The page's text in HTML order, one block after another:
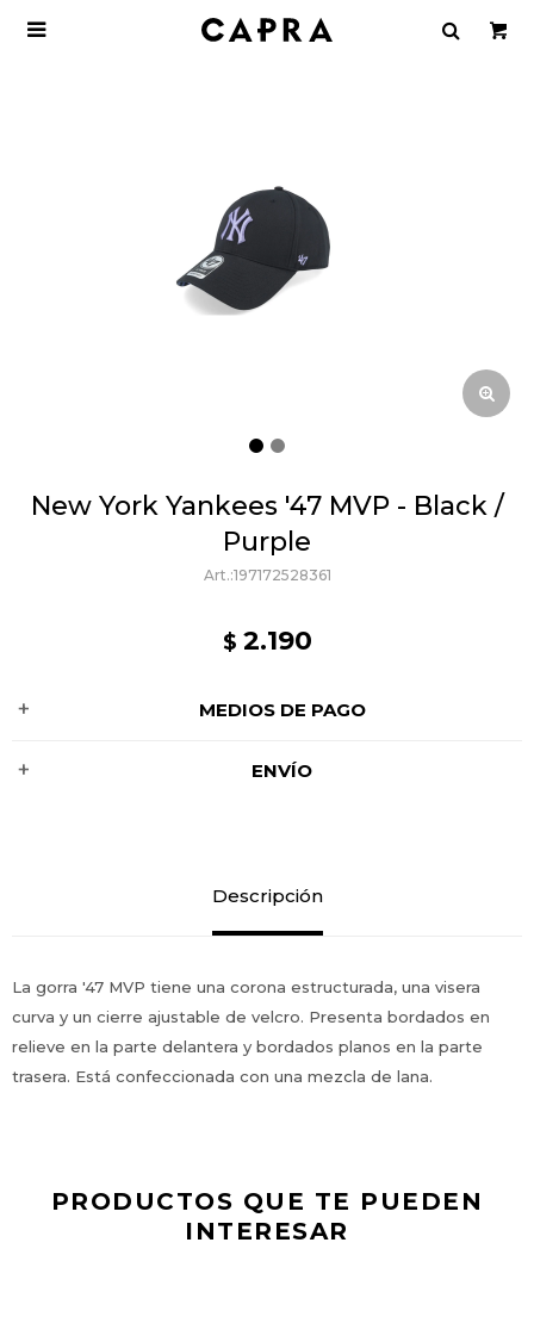

New York Yankees '47 MVP - Black /
Purple
197172528361
$ 2.190
MEDIOS DE PAGO
ENVÍO
Descripción
La gorra '47 MVP tiene una corona estructurada, una visera
curva y un cierre ajustable de velcro. Presenta bordados en
relieve en la parte delantera y bordados planos en la parte
trasera. Está confeccionada con una mezcla de lana.
PRODUCTOS QUE TE PUEDEN
INTERESAR